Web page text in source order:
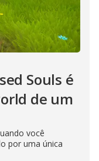
Souls é
de um
você
por uma única